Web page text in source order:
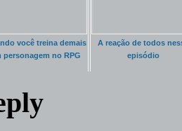
você treina demais
personagem no RPG
A reação de todos
episódio